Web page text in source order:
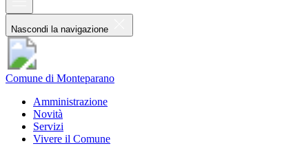
Nascondi la navigazione
Comune di Monteparano
Amministrazione
Novità
Servizi
Vivere il Comune